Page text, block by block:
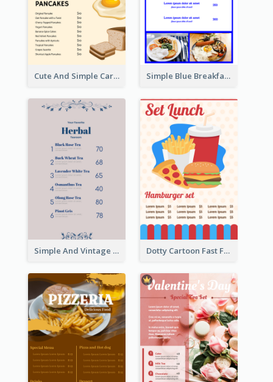
Cute And Simple Cartoony Bakery Menu Design Simple Blue Breakfast Menu Design Inspirations
Simple And Vintage Grey Herbal Tea Menu Design Dotty Cartoon Fast Food Restaurant Menu Design